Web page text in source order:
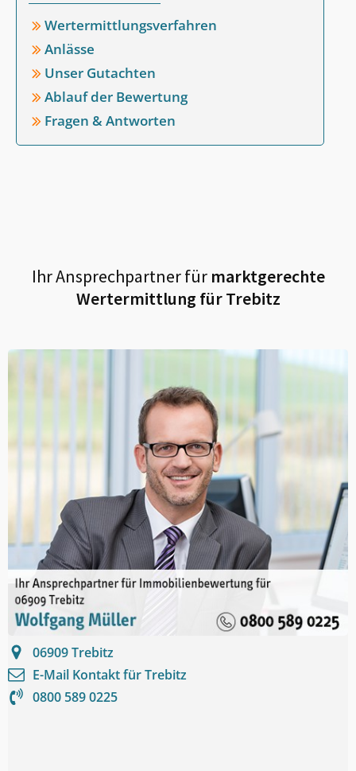
Wertermittlungsverfahren
Anlässe
Unser Gutachten
Ablauf der Bewertung
Fragen & Antworten
Ihr Ansprechpartner fürmarktgerechte
Wertermittlung fürTrebitz
06909Trebitz
E-Mail Kontakt fürTrebitz
0800 589 0225